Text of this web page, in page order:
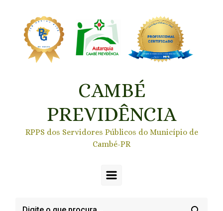
CAMBÉ
PREVIDÊNCIA
RPPS dos Servidores Públicos do Município de
Cambé-PR